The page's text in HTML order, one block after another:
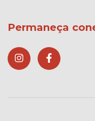
Permaneça